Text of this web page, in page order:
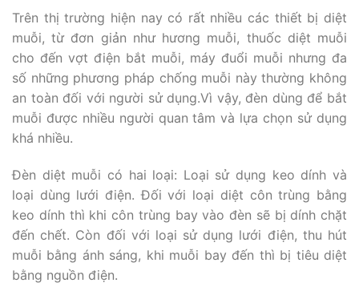
Trên thị trường hiện nay có rất nhiều các thiết bị diệt
muỗi, từ đơn giản như hương muỗi, thuốc diệt muỗi
cho đến vợt điện bắt muỗi, máy đuổi muỗi nhưng đa
số những phương pháp chống muỗi này thường không
an toàn đối với người sử dụng.Vì vậy, đèn dùng để bắt
muỗi được nhiều người quan tâm và lựa chọn sử dụng
khá nhiều.
Đèn diệt muỗi có hai loại: Loại sử dụng keo dính và
loại dùng lưới điện. Đối với loại diệt côn trùng bằng
keo dính thì khi côn trùng bay vào đèn sẽ bị dính chặt
đến chết. Còn đối với loại sử dụng lưới điện, thu hút
muỗi bằng ánh sáng, khi muỗi bay đến thì bị tiêu diệt
bằng nguồn điện.